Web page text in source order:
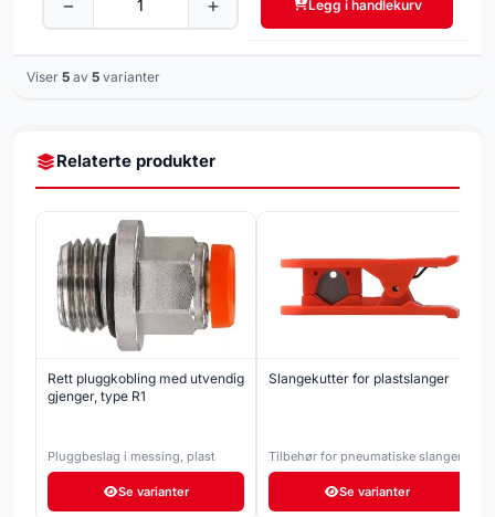
Legg i handlekurv
Viser 5 av 5 varianter
Relaterte produkter
Rett pluggkobling med utvendig
gjenger, type R1
Pluggbeslag i messing, plast
Se varianter
Slangekutter for plastslanger
Tilbehør for pneumatiske slanger
Se varianter